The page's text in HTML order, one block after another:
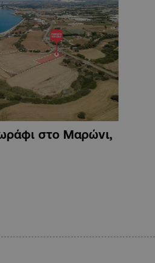
στο Μαρώνι,